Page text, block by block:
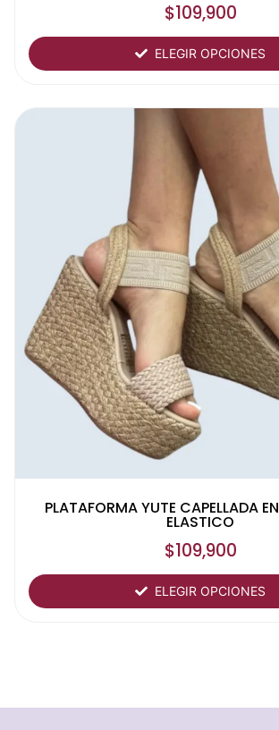
$109,900
ELEGIR OPCIONES
PLATAFORMA YUTE CAPELLADA
ELASTICO
$109,900
ELEGIR OPCIONES